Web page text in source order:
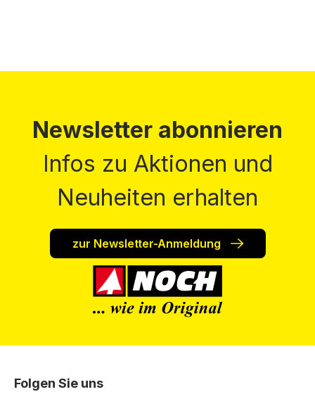
Newsletter abonnieren
Infos zu Aktionen und
Neuheiten erhalten
zur Newsletter-Anmeldung
Folgen Sie uns